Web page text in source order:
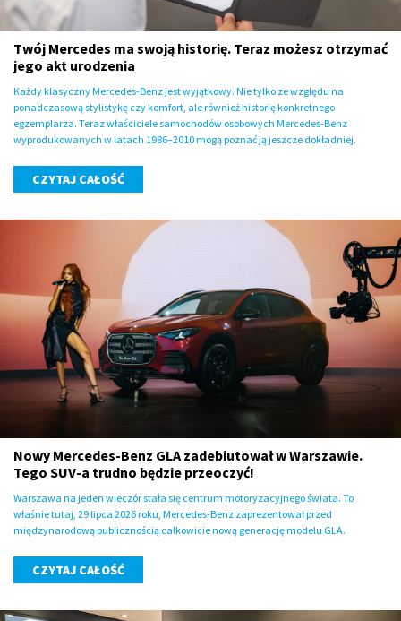
Twój Mercedes ma swoją historię. Teraz możesz otrzymać
jego akt urodzenia
Każdy klasyczny Mercedes-Benz jest wyjątkowy. Nie tylko ze względu na
ponadczasową stylistykę czy komfort, ale również historię konkretnego
egzemplarza. Teraz właściciele samochodów osobowych Mercedes-Benz
wyprodukowanych w latach 1986–2010 mogą poznać ją jeszcze dokładniej.
CZYTAJ CAŁOŚĆ
Nowy Mercedes-Benz GLA zadebiutował w Warszawie.
Tego SUV-a trudno będzie przeoczyć!
Warszawa na jeden wieczór stała się centrum motoryzacyjnego świata. To
właśnie tutaj, 29 lipca 2026 roku, Mercedes-Benz zaprezentował przed
międzynarodową publicznością całkowicie nową generację modelu GLA.
CZYTAJ CAŁOŚĆ